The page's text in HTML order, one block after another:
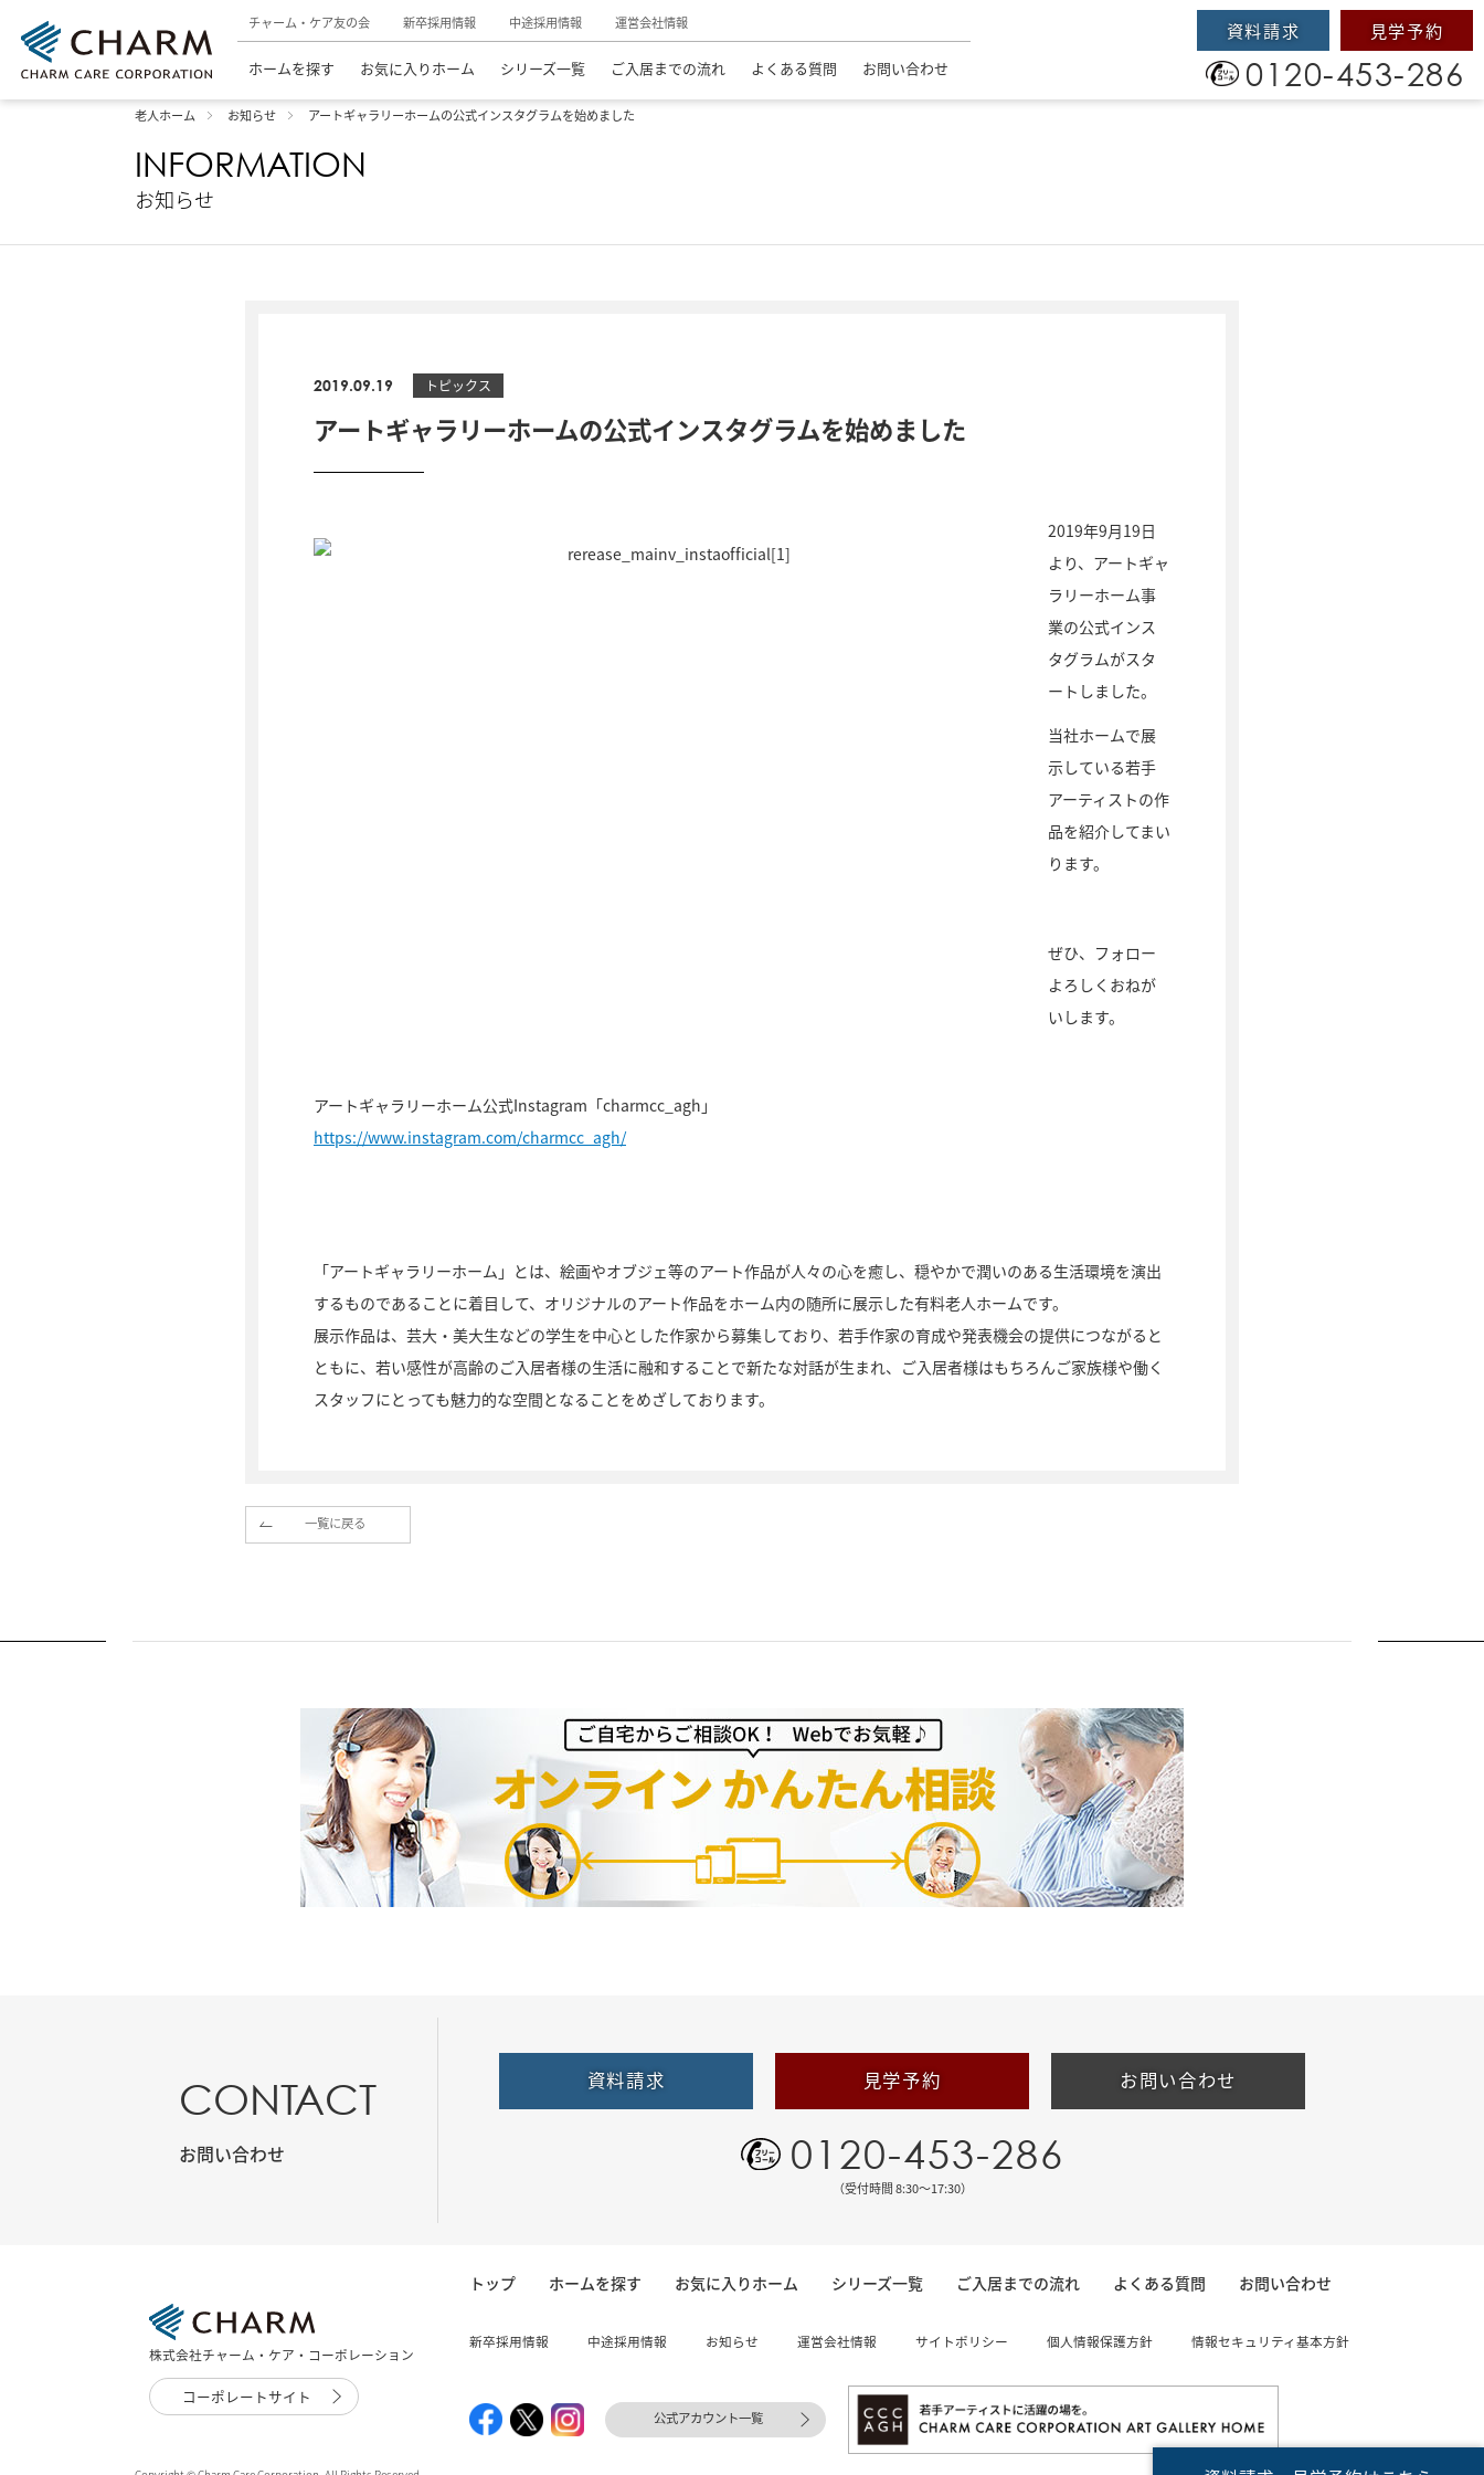
チャーム・ケア友の会 新卒採用情報 中途採用情報 運営会社情報
ホームを探す お気に入りホーム シリーズ一覧 ご入居までの流れ よくある質問 お問い合わせ
資料請求 見学予約
0120-453-286
老人ホーム お知らせ アートギャラリーホームの公式インスタグラムを始めました
INFORMATION
お知らせ
2019.09.19 トピックス
アートギャラリーホームの公式インスタグラムを始めました
2019年9月19日
より、アートギャ
ラリーホーム事
業の公式インス
タグラムがスタ
ートしました。
当社ホームで展
示している若手
アーティストの作
品を紹介してまい
ります。
ぜひ、フォロー
よろしくおねが
いします。
アートギャラリーホーム公式Instagram「charmcc_agh」
https://www.instagram.com/charmcc_agh/
「アートギャラリーホーム」とは、絵画やオブジェ等のアート作品が人々の心を癒し、穏やかで潤いのある生活環境を演出
するものであることに着目して、オリジナルのアート作品をホーム内の随所に展示した有料老人ホームです。
展示作品は、芸大・美大生などの学生を中心とした作家から募集しており、若手作家の育成や発表機会の提供につながると
ともに、若い感性が高齢のご入居者様の生活に融和することで新たな対話が生まれ、ご入居者様はもちろんご家族様や働く
スタッフにとっても魅力的な空間となることをめざしております。
一覧に戻る
CONTACT
お問い合わせ
資料請求 見学予約 お問い合わせ
0120-453-286
（受付時間 8:30〜17:30）
トップ ホームを探す お気に入りホーム シリーズ一覧 ご入居までの流れ よくある質問 お問い合わせ
新卒採用情報 中途採用情報 お知らせ 運営会社情報 サイトポリシー 個人情報保護方針 情報セキュリティ基本方針
公式アカウント一覧
株式会社チャーム・ケア・コーポレーション
コーポレートサイト